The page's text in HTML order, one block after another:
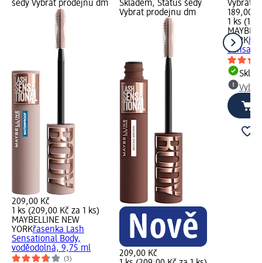
šedý Vybrat prodejnu dm
209,00 Kč
1 ks (209,00 Kč za 1 ks)
MAYBELLINE NEW
YORKřasenka Lash
Sensational Body,
voděodolná, 9,75 ml
(3)
Skladem, Status šedý
Vybrat prodejnu dm
209,00 Kč
Vybrat
189,00
1 ks
YORK